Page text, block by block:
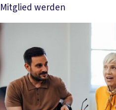
Mitglied werden
Mehr lesen